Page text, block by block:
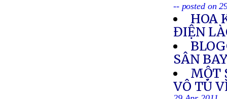
-- posted on
HOA
ĐIỆN
SÂN
MỘT
VÔ TÙ